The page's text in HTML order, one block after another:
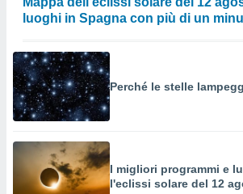
luoghi in Spagna con più di un
Perché le stelle
I migliori programmi e
l'eclissi solare del 12